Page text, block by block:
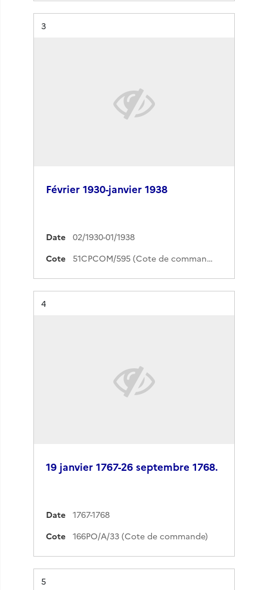
Résultat n°
3
Février 1930-janvier 1938
Date
02/1930-01/1938
Cote
51CPCOM/595 (Cote de commande)
Résultat n°
4
19 janvier 1767-26 septembre 1768.
Date
1767-1768
Cote
166PO/A/33 (Cote de commande)
Résultat n°
5